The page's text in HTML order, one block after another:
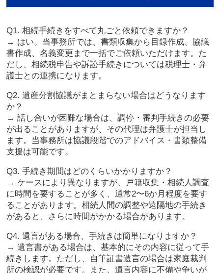
Q1. 相続手続きをすべて丸ごと依頼できますか？
→ はい。当事務所では、書類収集から目録作成、協議
書作成、名義変更まで一括でご依頼いただけます。た
だし、相続税申告や訴訟手続きについては税理士・弁
護士との連携になります。
Q2. 遺産分割協議がまとまらない場合はどうなります
か？
→ 話し合いが困難な場合は、調停・審判手続きの必要
が出ることがありますが、その代理は弁護士が担当し
ます。当事務所は協議段階でのアドバイス・書類整備
支援は可能です。
Q3. 手続き期間はどのくらいかかりますか？
→ ケースにより異なりますが、戸籍収集・相続人調査
に時間を要することが多く、通常2〜6か月程度を要す
ることがあります。相続人間の調整や遠隔地の手続き
があると、さらに時間がかかる場合があります。
Q4. 遺言がある場合、手続きは簡単になりますか？
→ 遺言書がある場合は、基本的にその内容に従って手
続きします。ただし、自筆証書遺言の場合は家庭裁判
所の検認が必要です。また、遺言内容に不備や争いが